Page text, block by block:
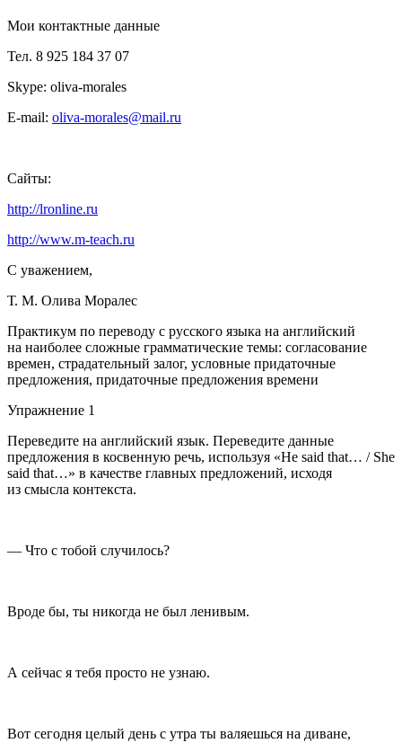
Мои контактные данные
Тел. 8 925 184 37 07
Skype: oliva-morales
E-mail: oliva-morales@mail.ru
Сайты:
http://lronline.ru
http://www.m-teach.ru
С уважением,
Т. М. Олива Моралес
Практикум по переводу с русского языка на английский
на наиболее сложные грамматические темы: согласование
времен, страдательный залог, условные придаточные
предложения, придаточные предложения времени
Упражнение 1
Переведите на английский язык. Переведите данные
предложения в косвенную речь, используя «He said that… / She
said that…» в качестве главных предложений, исходя
из смысла контекста.
— Что с тобой случилось?
Вроде бы, ты никогда не был ленивым.
А сейчас я тебя просто не узнаю.
Вот сегодня целый день с утра ты валяешься на диване,